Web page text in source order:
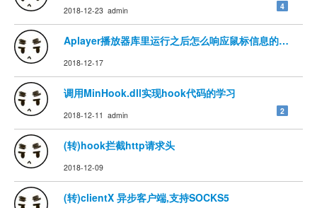
2018-12-23 admin 4
Aplayer播放器库里运行之后怎么响应鼠标信息的解决办
2018-12-17
调用MinHook.dll实现hook代码的学习
2018-12-11 admin 2
(转)hook拦截http请求头
2018-12-09
(转)clientX 异步客户端,支持SOCKS5